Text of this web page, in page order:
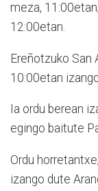
meza,
12:00etan.
Ereñotzuko San
10:00etan
Ia ordu berean
egingo baitute
Ordu
izango dute